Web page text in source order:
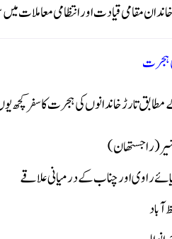
مقامی قیادت اور انتظامی معاملات
ہجرت
تارڑ خاندانوں کی ہجرت کا سفر کچھ
(راجستھان)
راوی اور چناب کے درمیانی علاقے
آباد